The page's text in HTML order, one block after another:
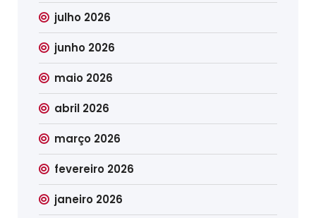
julho 2026
junho 2026
maio 2026
abril 2026
março 2026
fevereiro 2026
janeiro 2026